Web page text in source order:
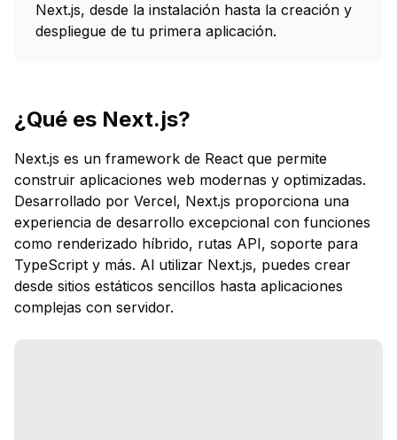
Next.js, desde la instalación hasta la creación y
despliegue de tu primera aplicación.
¿Qué es Next.js?
Next.js es un framework de React que permite
construir aplicaciones web modernas y optimizadas.
Desarrollado por Vercel, Next.js proporciona una
experiencia de desarrollo excepcional con funciones
como renderizado híbrido, rutas API, soporte para
TypeScript y más. Al utilizar Next.js, puedes crear
desde sitios estáticos sencillos hasta aplicaciones
complejas con servidor.